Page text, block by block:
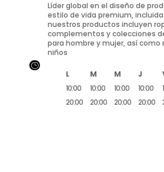
Líder global en el diseño de
estilo de vida premium, incluida
nuestros productos incluyen
complementos y colecciones
para hombre y mujer, así como
niños
L M M J
10:00
20:00
10:00
20:00
10:00
20:00
10:00
20:00
}